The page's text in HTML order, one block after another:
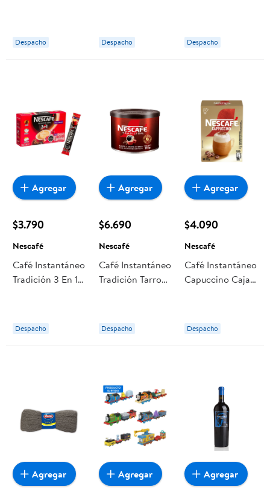
Despacho Despacho Despacho
$3.790
Nescafé
Café Instantáneo
Tradición 3 En 1
Despacho
Agregar
$6.690
Nescafé
Café Instantáneo
Tradición Tarro
Despacho
Agregar
$4.090
Nescafé
Café Instantáneo
Capuccino Caja
Despacho
Agregar
Agregar Agregar Agregar